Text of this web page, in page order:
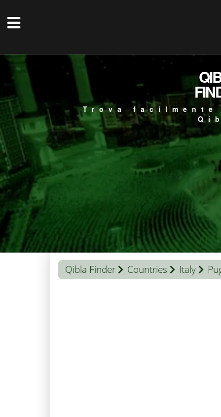
Trova
Qibla Finder Countries Italy